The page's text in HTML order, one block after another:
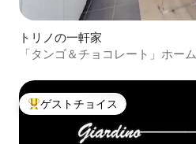
トリノの一軒家
「タンゴ＆チョコレート」ホーム
大好評のゲストチョイスです。
ゲストチョイス